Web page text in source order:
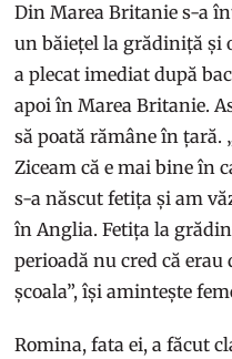
Din Marea Britanie s-a
un băiețel la grădiniță și
a plecat imediat după
apoi în Marea Britanie.
să poată rămâne în țară.
Ziceam că e mai bine în
s-a născut fetița și am
în Anglia. Fetița la
perioadă nu cred că
școala”, își amintește
Romina, fata ei, a făcut